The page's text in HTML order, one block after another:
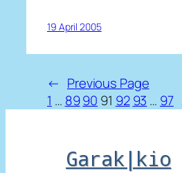
19 April 2005
← Previous Page
1 … 8990 91 92 93 … 97
Garak|kio